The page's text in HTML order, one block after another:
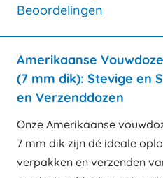
Beoordelingen
Amerikaanse
(7 mm dik): Stevige en
en Verzenddozen
Onze Amerikaanse
7 mm dik zijn dé ideale
verpakken en verzenden